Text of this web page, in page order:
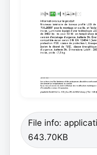
File info:
643.70KB